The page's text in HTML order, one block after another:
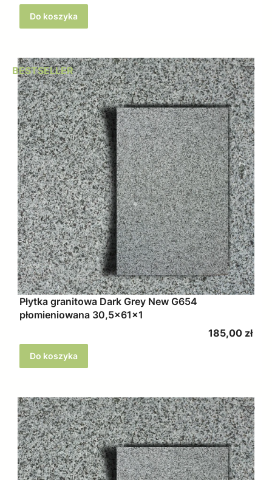
Do koszyka
BESTSELLER
Płytka granitowa Dark Grey New G654
płomieniowana 30,5x61x1
Cena
185,00 zł
Do koszyka